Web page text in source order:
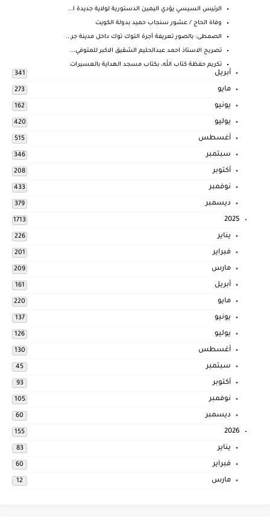
الرئيس السيسي يؤدي اليمين الدستورية لولاية جديدة ا...
وفاة الحاج / عشور سنجاب حميد بدولة الكويت
الصمطى: بالصور تعريفة أجرة التوك توك داخل مدينة جر...
تصريح الاستاذ احمد عبدالحليم الشقيق الاكبر للمتوفي...
تكريم حفظة كتاب الله، بكتاب مسجد الهداية بالعسيرات
أبريل 341
مايو 273
يونيو 162
يوليو 420
أغسطس 515
سبتمبر 346
أكتوبر 208
نوفمبر 433
ديسمبر 379
2025
1713
يناير 226
فبراير 201
مارس 209
أبريل 161
مايو 220
يونيو 137
يوليو 126
أغسطس 130
سبتمبر 45
أكتوبر 93
نوفمبر 105
ديسمبر 60
2026
155
يناير 83
فبراير 60
مارس 12